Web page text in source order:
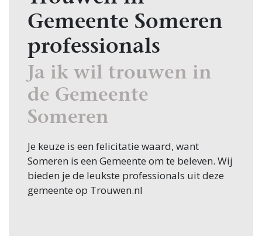
Gemeente Someren
professionals
Ja ik wil trouwen in
de Gemeente
Someren
Je keuze is een felicitatie waard, want
Someren is een Gemeente om te beleven. Wij
bieden je de leukste professionals uit deze
gemeente op Trouwen.nl